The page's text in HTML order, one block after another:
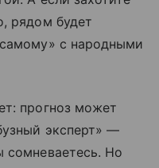
рядом будет
с народными
прогноз может
эксперт» —
сомневаетесь. Но